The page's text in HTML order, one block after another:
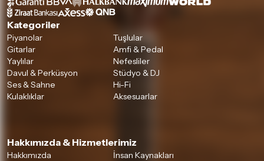
Kategoriler
Piyanolar
Tuşlular
Gitarlar
Amfi & Pedal
Yaylılar
Nefesliler
Davul & Perküsyon
Stüdyo & DJ
Ses & Sahne
Hi-Fi
Kulaklıklar
Aksesuarlar
Hakkımızda & Hizmetlerimiz
Hakkımızda
İnsan Kaynakları